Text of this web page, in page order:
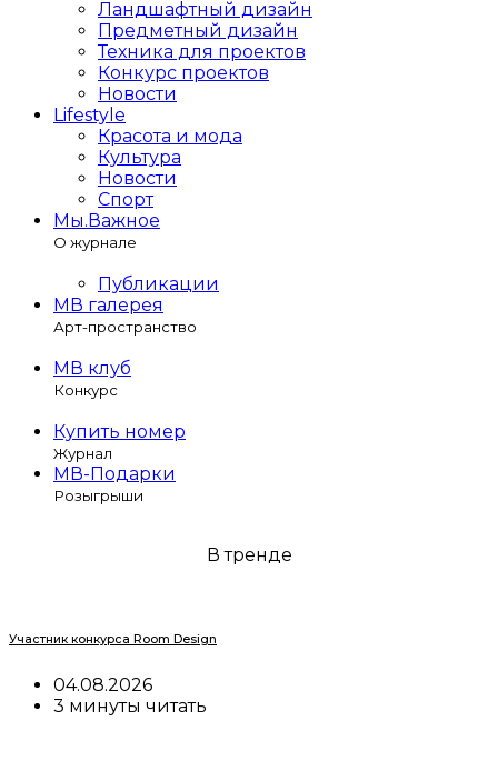
Ландшафтный дизайн
Предметный дизайн
Техника для проектов
Конкурс проектов
Новости
Lifestyle
Красота и мода
Культура
Новости
Спорт
Мы.Важное
О журнале
Публикации
МВ галерея
Арт-пространство
МВ клуб
Конкурс
Купить номер
Журнал
МВ-Подарки
Розыгрыши
В тренде
Участник конкурса Room Design
04.08.2026
3 минуты читать